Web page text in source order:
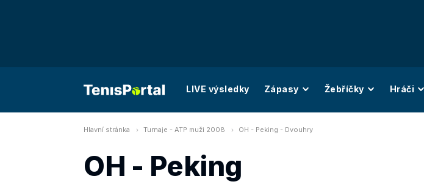
LIVE výsledky Zápasy Žebříčky Hráči
Hlavní stránka Turnaje - ATP muži 2008 OH - Peking - Dvouhry
OH - Peking